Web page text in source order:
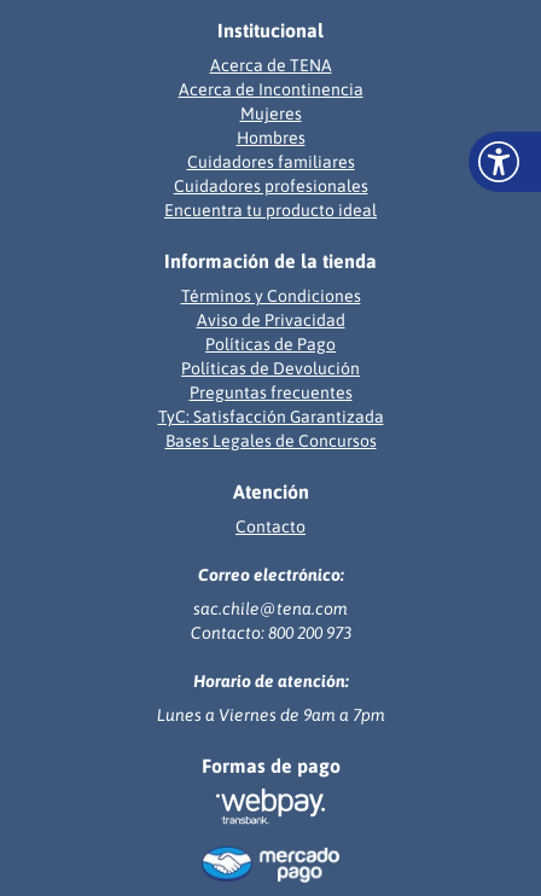
Institucional
Acerca de TENA
Acerca de Incontinencia
Mujeres
Hombres
Cuidadores familiares
Cuidadores profesionales
Encuentra tu producto ideal
Información de la tienda
Términos y Condiciones
Aviso de Privacidad
Políticas de Pago
Políticas de Devolución
Preguntas frecuentes
TyC: Satisfacción Garantizada
Bases Legales de Concursos
Atención
Contacto
Correo electrónico:
sac.chile@tena.com
Contacto: 800 200 973
Horario de atención:
Lunes a Viernes de 9am a 7pm
Formas de pago